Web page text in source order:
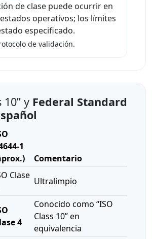
de clase puede ocurrir en
operativos; los límites
especificado.
de validación.
10” y Federal Standard
1
Comentario
Clase
Ultralimpio
4
Conocido como “ISO
Class 10” en
equivalencia